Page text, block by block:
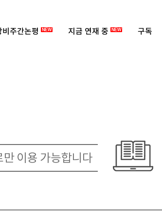
비주간논평 NEW 지금 연재 중 NEW 구독